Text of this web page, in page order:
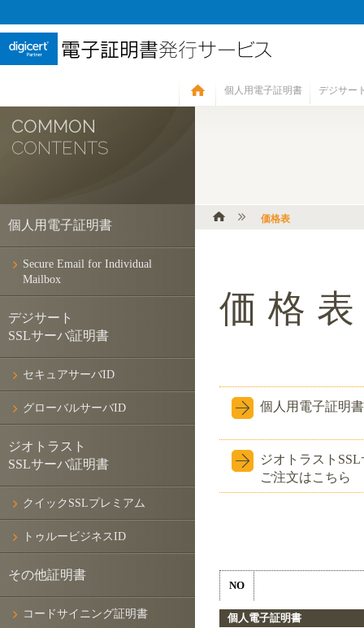
個人用電子証明書 デジサー
価格表
価格
個人用電子証明
ジオトラスト
ご注文はこちら
NO
個人電子証明書
個人用電子証明書
Secure Email for Individual
Mailbox
デジサート
SSLサーバ証明書
セキュアサーバID
グローバルサーバID
ジオトラスト
SSLサーバ証明書
クイックSSLプレミアム
トゥルービジネスID
その他証明書
コードサイニング証明書